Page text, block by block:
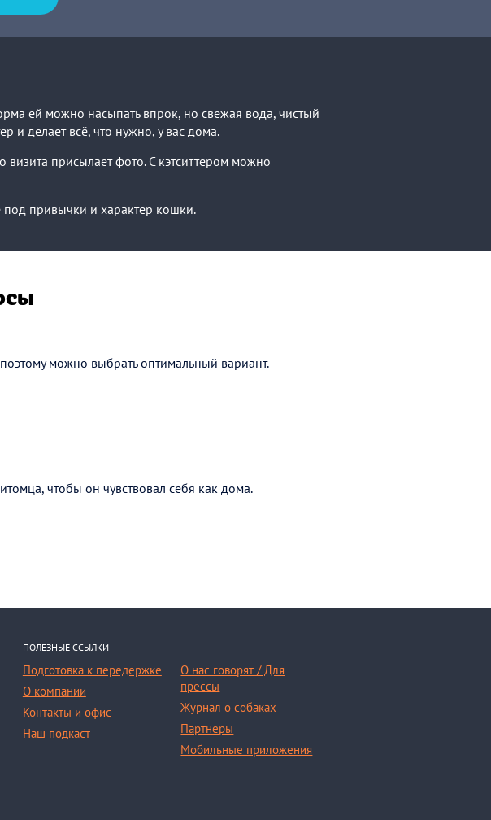
ей можно насыпать впрок, но свежая вода, чистый
и делает всё, что нужно, у вас дома.
присылает фото. С кэтситтером можно
под привычки и характер кошки.
можно выбрать оптимальный вариант.
чтобы он чувствовал себя как дома.
ПОЛЕЗНЫЕ ССЫЛКИ
Подготовка к передержке
О компании
Контакты и офис
Наш подкаст
О нас говорят / Для
прессы
Журнал о собаках
Партнеры
Мобильные приложения